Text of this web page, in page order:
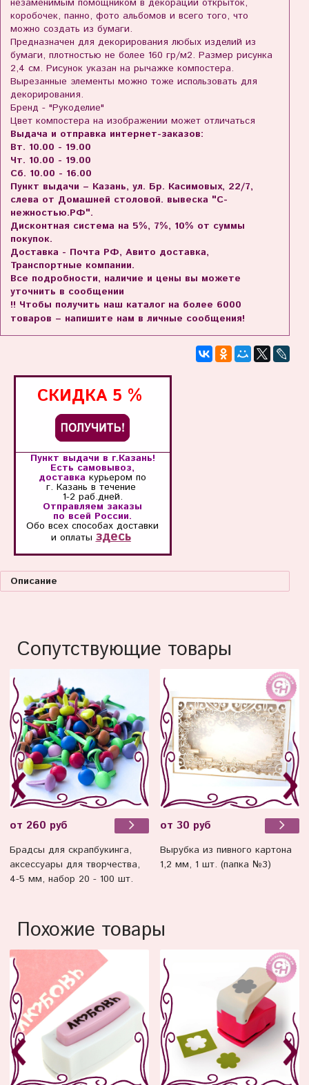
коробочек, панно, фото альбомов и всего того, что
можно создать из бумаги.
Предназначен для декорирования любых изделий из
бумаги, плотностью не более 160 гр/м2. Размер рисунка
2,4 см. Рисунок указан на рычажке компостера.
Вырезанные элементы можно тоже использовать для
декорирования.
Бренд - "Рукоделие"
Цвет компостера на изображении может отличаться
Выдача и отправка интернет-заказов:
Вт. 10.00 - 19.00
Чт. 10.00 - 19.00
Сб. 10.00 - 16.00
Пункт выдачи – Казань, ул. Бр. Касимовых, 22/7,
слева от Домашней столовой. вывеска "С-
нежностью.РФ".
Дисконтная система на 5%, 7%, 10% от суммы
покупок.
Доставка - Почта РФ, Авито доставка,
Транспортные компании.
Все подробности, наличие и цены вы можете
уточнить в сообщении
!! Чтобы получить наш каталог на более 6000
товаров – напишите нам в личные сообщения!
СКИДКА 5 %
Пункт выдачи в г.Казань!
Есть самовывоз,
доставка курьером по
г. Казань в течение
1-2 раб.дней.
Отправляем заказы
по всей России.
Обо всех способахдоставки
и оплаты здесь
Описание
Сопутствующие товары
от 260 руб
Брадсы для скрапбукинга,
аксессуары для творчества,
4-5 мм, набор 20 - 100 шт.
от 30 руб
Вырубка из пивного картона
1,2 мм, 1 шт. (папка №3)
Похожие товары